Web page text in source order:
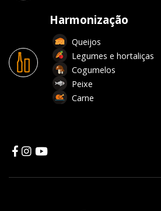
Harmonização
Queijos
Legumes e hortaliças
Cogumelos
Peixe
Carne